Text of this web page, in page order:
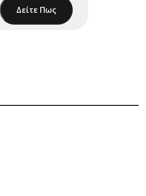
Δείτε Πως